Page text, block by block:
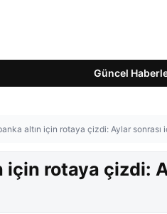
Güncel
altın için rotaya çizdi: Aylar
için rotaya çizdi: